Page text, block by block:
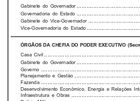
Gabinete  do  Governador
Governadoria  do  Estado
Gabinete  do  Vice-Governador
Vice-Governadoria  do  Estado
ÓRGÃOS  DA  CHEFIA  DO  PODER  EXECUTIVO
Casa  Civil
Gabinete  do  Governador
Governo
Planejamento  e  Gestão
Fazenda
Desenvolvimento  Econômico,  Energia  e  Relações
Infraestrutura  e  Obras